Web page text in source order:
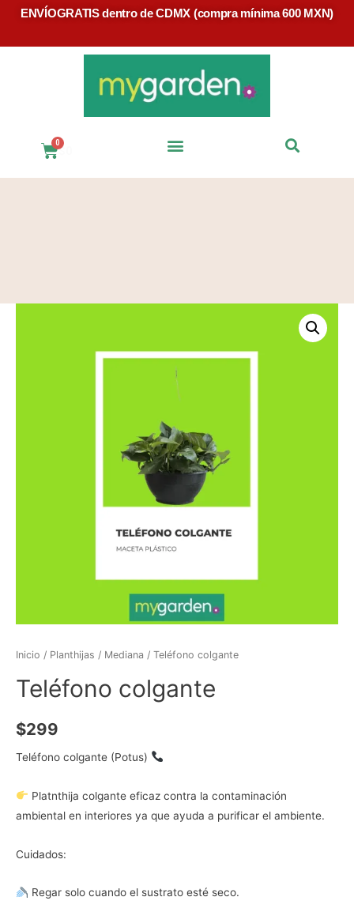
ENVÍOGRATIS dentro de CDMX (compra mínima 600 MXN)
$
Inicio / Planthijas / Mediana / Teléfono colgante
Teléfono colgante
$299
Teléfono colgante (Potus)
Platnthija colgante eficaz contra la contaminación
ambiental en interiores ya que ayuda a purificar el ambiente.
Cuidados:
Regar solo cuando el sustrato esté seco.